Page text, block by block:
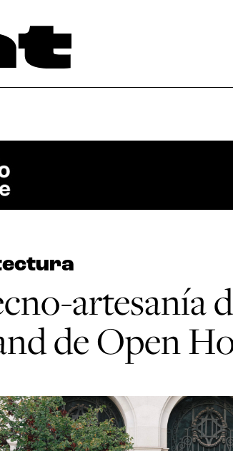
artesanía
de Open